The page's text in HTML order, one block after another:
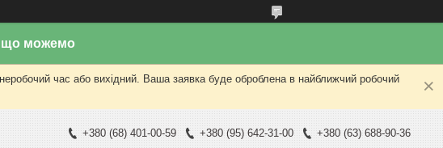
що можемо
час або вихідний. Ваша заявка буде оброблена в найближчий робочий
+380 (68) 401-00-59 +380 (95) 642-31-00 +380 (63) 688-90-36